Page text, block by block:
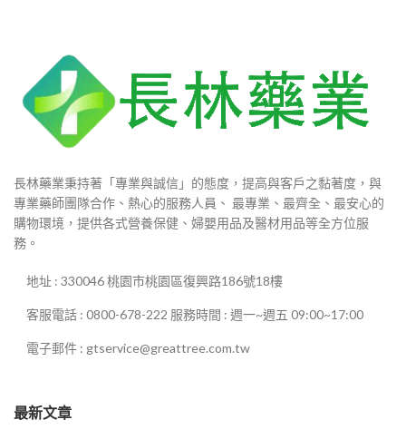
長林藥業秉持著「專業與誠信」的態度，提高與客戶之黏著度，與
專業藥師團隊合作、熱心的服務人員、 最專業、最齊全、最安心的
購物環境，提供各式營養保健、婦嬰用品及醫材用品等全方位服
務。
地址 : 330046 桃園市桃園區復興路186號18樓
客服電話 : 0800-678-222 服務時間 : 週一~週五 09:00~17:00
電子郵件 : gtservice@greattree.com.tw
最新文章